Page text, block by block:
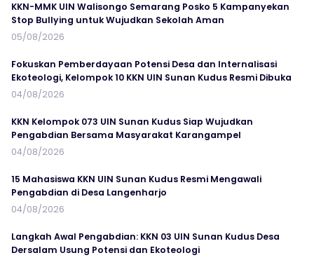
KKN-MMK UIN Walisongo Semarang Posko 5 Kampanyekan
Stop Bullying untuk Wujudkan Sekolah Aman
05/08/2026
Fokuskan Pemberdayaan Potensi Desa dan Internalisasi
Ekoteologi, Kelompok 10 KKN UIN Sunan Kudus Resmi Dibuka
04/08/2026
KKN Kelompok 073 UIN Sunan Kudus Siap Wujudkan
Pengabdian Bersama Masyarakat Karangampel
04/08/2026
15 Mahasiswa KKN UIN Sunan Kudus Resmi Mengawali
Pengabdian di Desa Langenharjo
04/08/2026
Langkah Awal Pengabdian: KKN 03 UIN Sunan Kudus Desa
Dersalam Usung Potensi dan Ekoteologi